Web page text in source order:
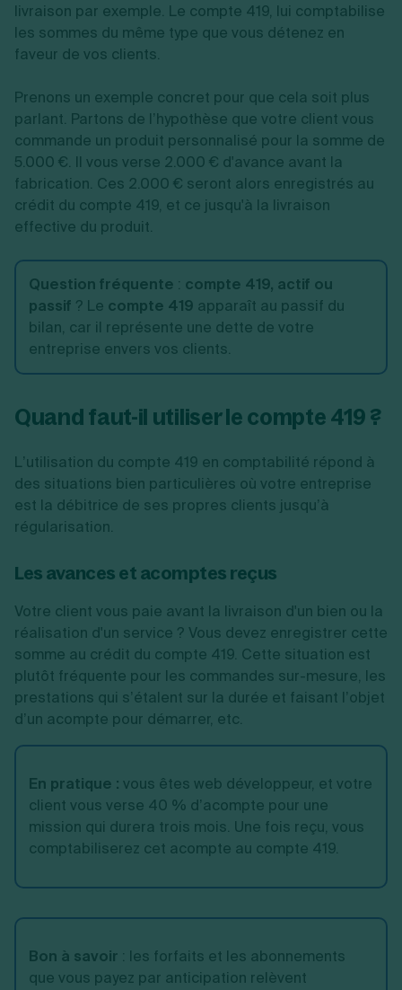
livraison par exemple. Le compte 419, lui comptabilise
les sommes du même type que vous détenez en
faveur de vos clients.
Prenons un exemple concret pour que cela soit plus
parlant. Partons de l’hypothèse que votre client vous
commande un produit personnalisé pour la somme de
5.000 €. Il vous verse 2.000 € d'avance avant la
fabrication. Ces 2.000 € seront alors enregistrés au
crédit du compte 419, et ce jusqu'à la livraison
effective du produit.
Question fréquente : compte 419, actif ou
passif ? Le compte 419 apparaît au passif du
bilan, car il représente une dette de votre
entreprise envers vos clients.
Quand faut-il utiliser le compte 419 ?
L’utilisation du compte 419 en comptabilité répond à
des situations bien particulières où votre entreprise
est la débitrice de ses propres clients jusqu’à
régularisation.
Les avances et acomptes reçus
Votre client vous paie avant la livraison d'un bien ou la
réalisation d'un service ? Vous devez enregistrer cette
somme au crédit du compte 419. Cette situation est
plutôt fréquente pour les commandes sur-mesure, les
prestations qui s’étalent sur la durée et faisant l’objet
d’un acompte pour démarrer, etc.
En pratique : vous êtes web développeur, et votre
client vous verse 40 % d’acompte pour une
mission qui durera trois mois. Une fois reçu, vous
comptabiliserez cet acompte au compte 419.
Bon à savoir : les forfaits et les abonnements
que vous payez par anticipation relèvent